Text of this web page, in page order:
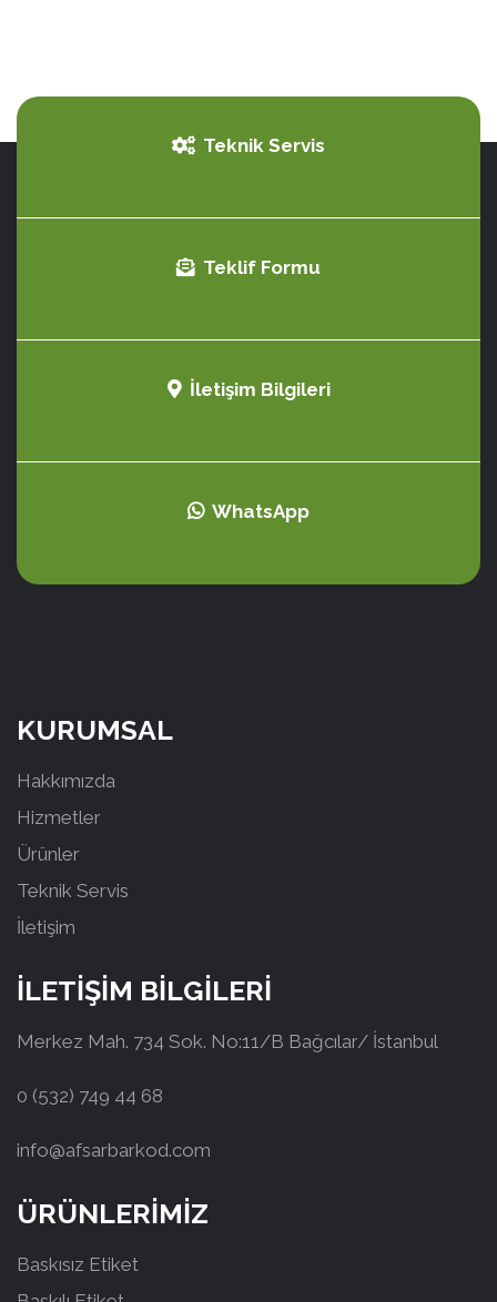
Teknik Servis
Teklif Formu
İletişim Bilgileri
WhatsApp
KURUMSAL
Hakkımızda
Hizmetler
Ürünler
Teknik Servis
İletişim
İLETİŞİM BİLGİLERİ
Merkez Mah. 734 Sok. No:11/B Bağcılar/ İstanbul
0 (532) 749 44 68
info@afsarbarkod.com
ÜRÜNLERİMİZ
Baskısız Etiket